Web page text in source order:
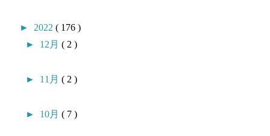
► 2022( 176 )
► 12月( 2 )
► 11月( 2 )
► 10月( 7 )